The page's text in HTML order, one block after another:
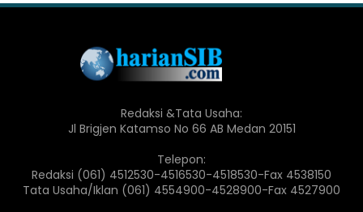
Redaksi &Tata Usaha:
Jl Brigjen Katamso No 66 AB Medan 20151
Telepon:
Redaksi (061) 4512530-4516530-4518530-Fax 4538150
Tata Usaha/Iklan (061) 4554900-4528900-Fax 4527900